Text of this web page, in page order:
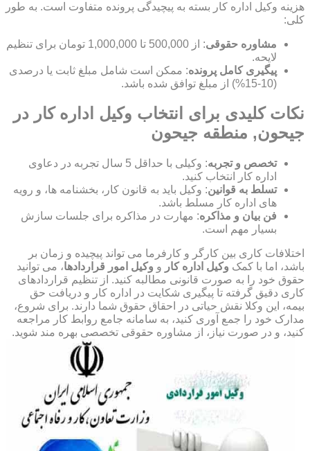
هزینه وکیل اداره کار بسته به پیچیدگی پرونده متفاوت است. به طور
کلی:
مشاوره حقوقی
: از 500,000 تا 1,000,000 تومان برای تنظیم
لایحه.
پیگیری کامل پرونده: ممکن است شامل مبلغ ثابت یا درصدی
(10-15%) از مبلغ توافق شده باشد.
نکات کلیدی برای انتخاب وکیل اداره کار در
جیحون, منطقه جیحون
تخصص و تجربه
: وکیلی با حداقل 5 سال تجربه در دعاوی
اداره کار انتخاب کنید.
تسلط به قوانین: وکیل باید به قانون کار، بخشنامه ها، و رویه
های اداره کار مسلط باشد.
فن بیان و مذاکره: مهارت در مذاکره برای جلسات سازش
بسیار مهم است.
اختلافات کاری بین کارگر و کارفرما می تواند پیچیده و زمان بر
باشد، اما با کمک وکیل اداره کار و وکیل امور قراردادها، می توانید
حقوق خود را به صورت قانونی مطالبه کنید. از تنظیم قراردادهای
کاری دقیق گرفته تا پیگیری شکایت در اداره کار و دریافت حق
بیمه، این وکلا نقش حیاتی در احقاق حقوق شما دارند. برای شروع،
مدارک خود را جمع آوری کنید، به سامانه جامع روابط کار مراجعه
کنید، و در صورت نیاز، از مشاوره حقوقی تخصصی بهره مند شوید.